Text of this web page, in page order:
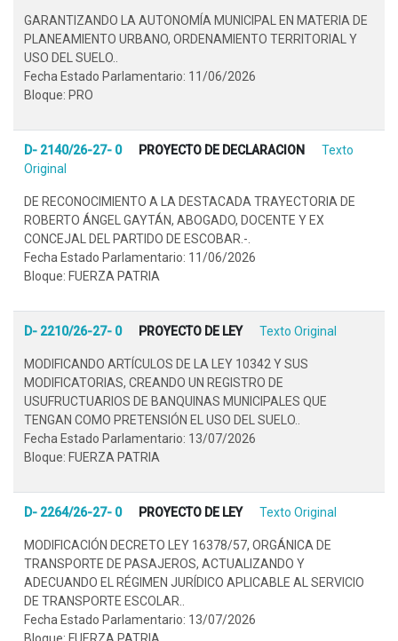
GARANTIZANDO LA AUTONOMÍA MUNICIPAL EN MATERIA DE
PLANEAMIENTO URBANO, ORDENAMIENTO TERRITORIAL Y
USO DEL SUELO..
Fecha Estado Parlamentario: 11/06/2026
Bloque: PRO
D- 2140/26-27- 0 PROYECTO DE DECLARACION
Texto
Original
DE RECONOCIMIENTO A LA DESTACADA TRAYECTORIA DE
ROBERTO ÁNGEL GAYTÁN, ABOGADO, DOCENTE Y EX
CONCEJAL DEL PARTIDO DE ESCOBAR.-.
Fecha Estado Parlamentario: 11/06/2026
Bloque: FUERZA PATRIA
D- 2210/26-27- 0 PROYECTO DE LEY Texto Original
MODIFICANDO ARTÍCULOS DE LA LEY 10342 Y SUS
MODIFICATORIAS, CREANDO UN REGISTRO DE
USUFRUCTUARIOS DE BANQUINAS MUNICIPALES QUE
TENGAN COMO PRETENSIÓN EL USO DEL SUELO..
Fecha Estado Parlamentario: 13/07/2026
Bloque: FUERZA PATRIA
D- 2264/26-27- 0 PROYECTO DE LEY Texto Original
MODIFICACIÓN DECRETO LEY 16378/57, ORGÁNICA DE
TRANSPORTE DE PASAJEROS, ACTUALIZANDO Y
ADECUANDO EL RÉGIMEN JURÍDICO APLICABLE AL SERVICIO
DE TRANSPORTE ESCOLAR..
Fecha Estado Parlamentario: 13/07/2026
Bloque: FUERZA PATRIA